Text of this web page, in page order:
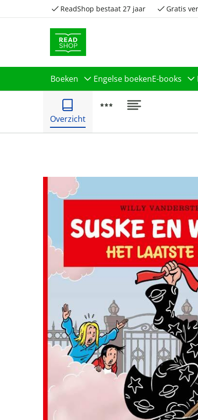
ReadShop bestaat 27 jaar Gratis
Boeken Engelse boekenE-books
Overzicht